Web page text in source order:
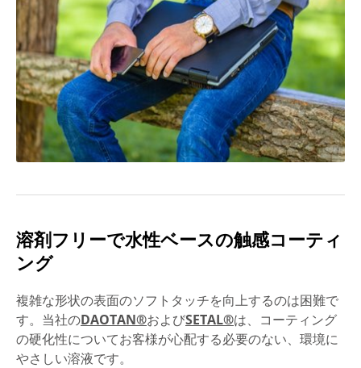
溶剤フリーで水性ベースの触感コーティ
ング
複雑な形状の表面のソフトタッチを向上するのは困難で
す。当社のDAOTAN®およびSETAL®は、コーティング
の硬化性についてお客様が心配する必要のない、環境に
やさしい溶液です。